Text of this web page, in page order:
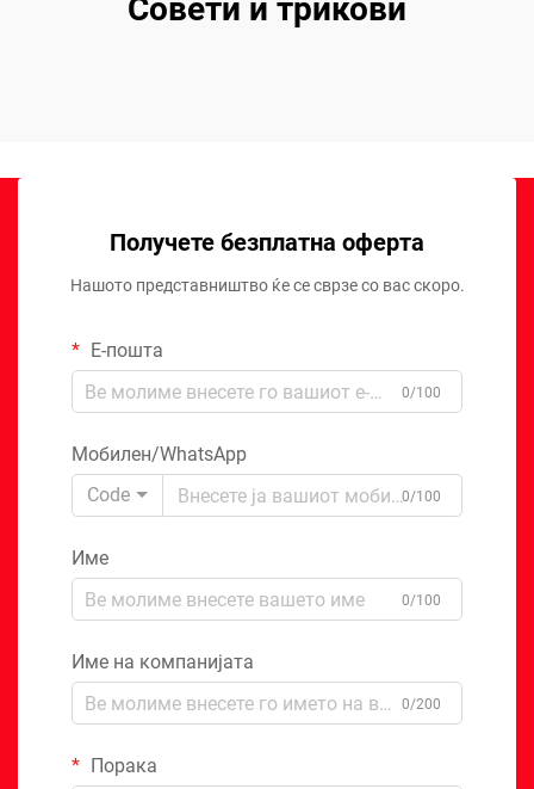
Совети и трикови
Получете безплатна оферта
Нашото представништво ќе се сврзе со вас скоро.
Е-пошта
0/100
Мобилен/WhatsApp
Code
0/100
Име
0/100
Име на компанијата
0/200
Порака